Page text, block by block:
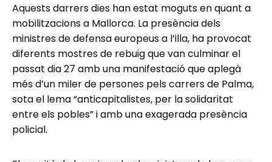
Aquests darrers dies han estat moguts en quant a
mobilitzacions a Mallorca. La presència dels
ministres de defensa europeus a l’illa, ha provocat
diferents mostres de rebuig que van culminar el
passat dia 27 amb una manifestació que aplegà
més d’un miler de persones pels carrers de Palma,
sota el lema “anticapitalistes, per la solidaritat
entre els pobles” i amb una exagerada presència
policial.